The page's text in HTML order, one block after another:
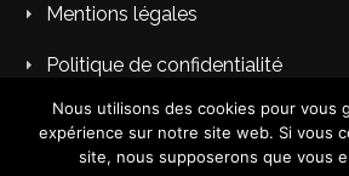
Mentions légales
Politique de confidentialité
Nous utilisons des cookies pour vous
expérience sur notre site web. Si vous
site, nous supposerons que vous